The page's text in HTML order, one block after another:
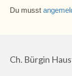
Du musst
Ch. Bürgin